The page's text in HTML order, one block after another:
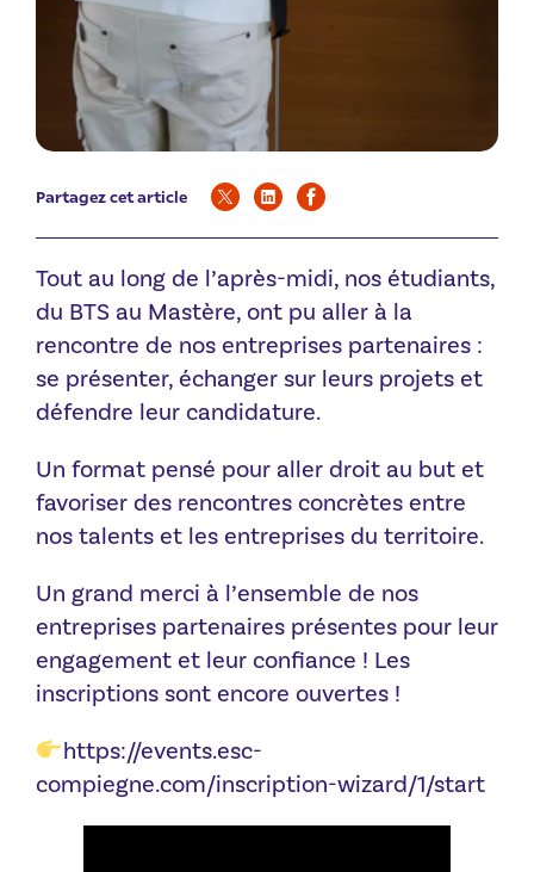
Partagez cet article
Tout au long de l’après-midi, nos étudiants,
du BTS au Mastère, ont pu aller à la
rencontre de nos entreprises partenaires :
se présenter, échanger sur leurs projets et
défendre leur candidature.
Un format pensé pour aller droit au but et
favoriser des rencontres concrètes entre
nos talents et les entreprises du territoire.
Un grand merci à l’ensemble de nos
entreprises partenaires présentes pour leur
engagement et leur confiance ! Les
inscriptions sont encore ouvertes !
https://events.esc-
compiegne.com/inscription-wizard/1/start